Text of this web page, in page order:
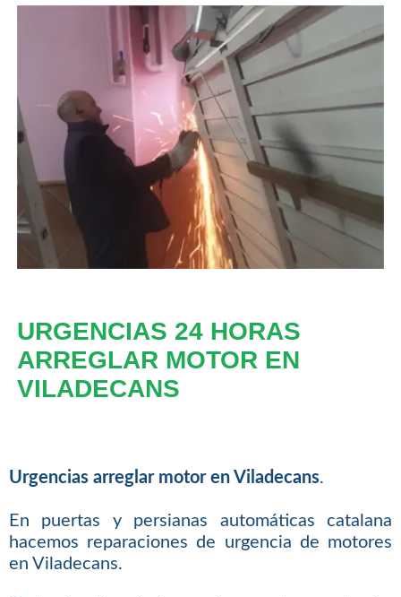
URGENCIAS 24 HORAS
ARREGLAR MOTOR EN
VILADECANS
Urgencias arreglar motor en Viladecans.
En puertas y persianas automáticas catalana
hacemos reparaciones de urgencia de motores
en Viladecans.